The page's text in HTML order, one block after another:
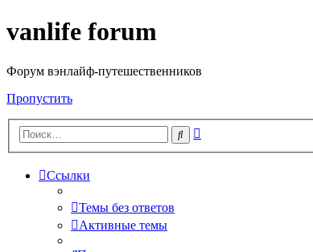
vanlife forum
Форум вэнлайф-путешественников
Пропустить
Поиск
Ссылки
Темы без ответов
Активные темы